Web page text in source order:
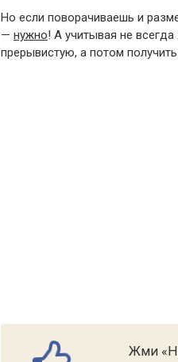
Но если поворачиваешь и
— нужно! А учитывая не
прерывистую, а потом
Жми